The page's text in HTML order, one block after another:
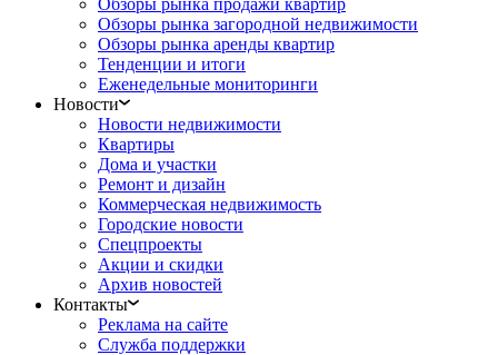
Обзоры рынка загородной недвижимости
Обзоры рынка аренды квартир
Тенденции и итоги
Еженедельные мониторинги
Новости
Новости недвижимости
Квартиры
Дома и участки
Ремонт и дизайн
Коммерческая недвижимость
Городские новости
Спецпроекты
Акции и скидки
Архив новостей
Контакты
Реклама на сайте
Служба поддержки